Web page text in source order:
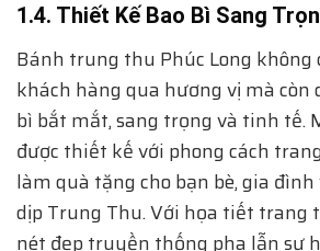
1.4. Thiết Kế Bao Bì Sang
Bánh trung thu Phúc Long không
khách hàng qua hương vị mà còn
bì bắt mắt, sang trọng và tinh tế.
được thiết kế với phong cách
làm quà tặng cho bạn bè, gia
dịp Trung Thu. Với họa tiết trang
nét đẹp truyền thống pha lẫn sự